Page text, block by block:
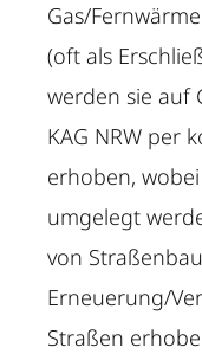
Gas/
(oft als
werden sie auf
KAG NRW per
erhoben,
umgelegt
von
Erneuerung/
Straßen